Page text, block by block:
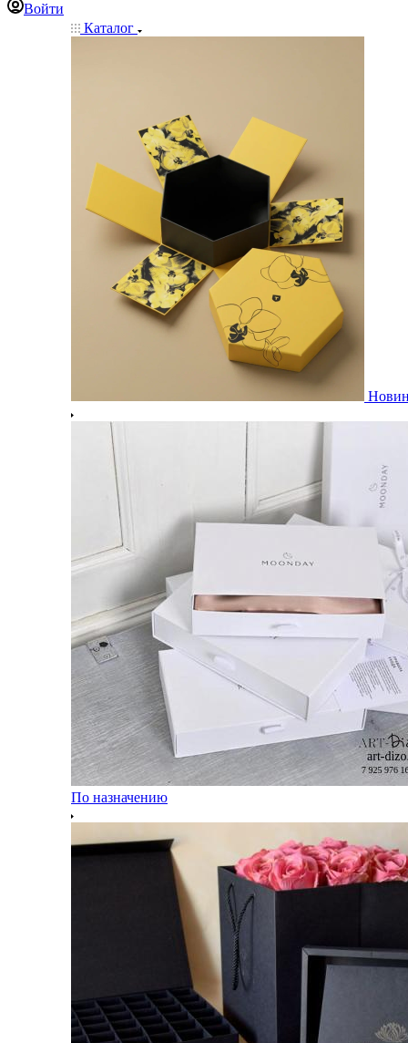
Войти
Каталог
По назначению